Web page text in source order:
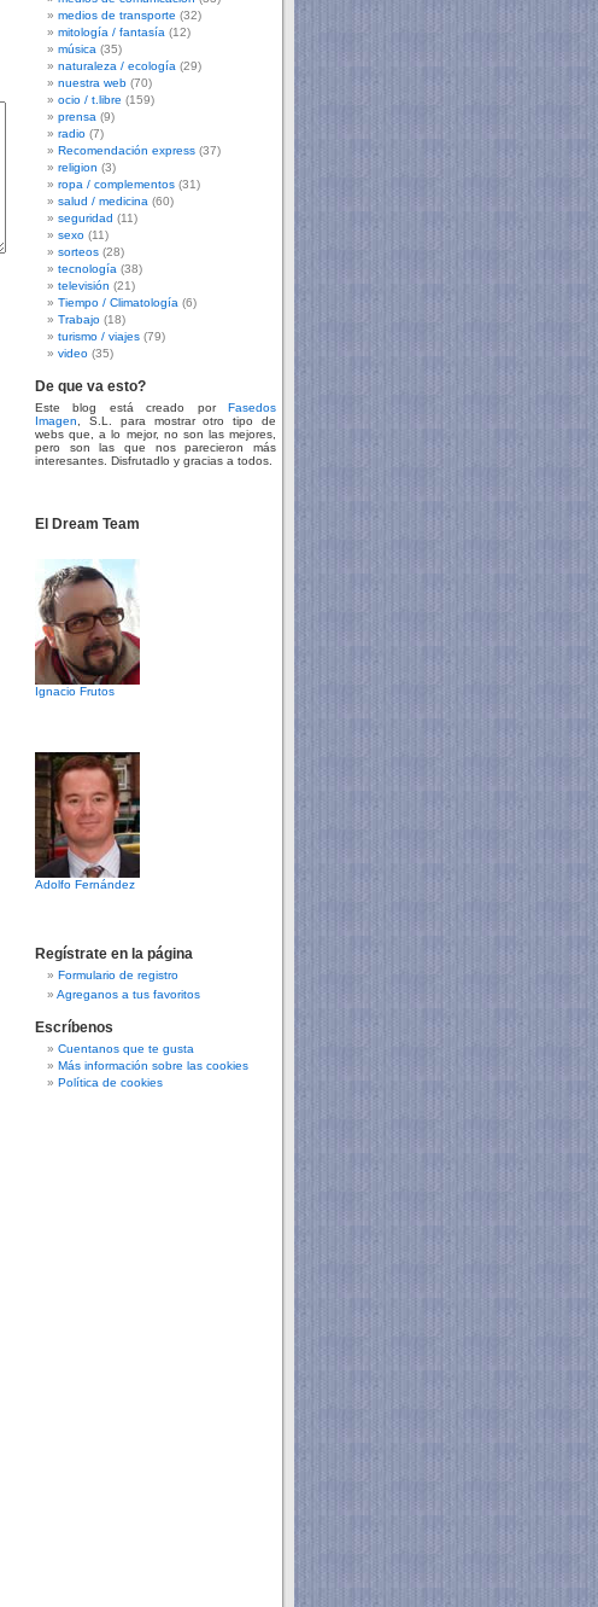
medios de transporte (32)
mitología / fantasía (12)
música (35)
naturaleza / ecología (29)
nuestra web (70)
ocio / t.libre (159)
prensa (9)
radio (7)
Recomendación express (37)
religion (3)
ropa / complementos (31)
salud / medicina (60)
seguridad (11)
sexo (11)
sorteos (28)
tecnología (38)
televisión (21)
Tiempo / Climatología (6)
Trabajo (18)
turismo / viajes (79)
video (35)
De que va esto?
Este blog está creado por Fasedos
Imagen , S.L. para mostrar otro tipo de
webs que, a lo mejor, no son las mejores,
pero son las que nos parecieron más
interesantes. Disfrutadlo y gracias a todos.
El Dream Team
Ignacio Frutos
Adolfo Fernández
Regístrate en la página
Formulario de registro
Agreganos a tus favoritos
Escríbenos
Cuentanos que te gusta
Más información sobre las cookies
Política de cookies